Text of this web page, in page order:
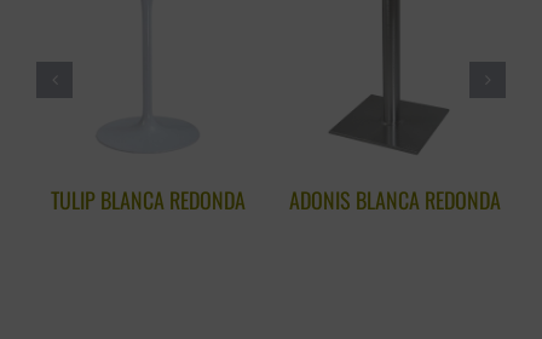
TULIP BLANCA REDONDA ADONIS BLANCA REDONDA